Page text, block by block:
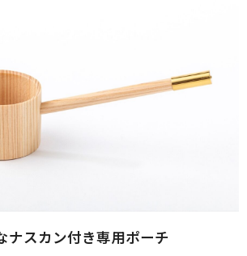
ナスカン付き専用ポーチ